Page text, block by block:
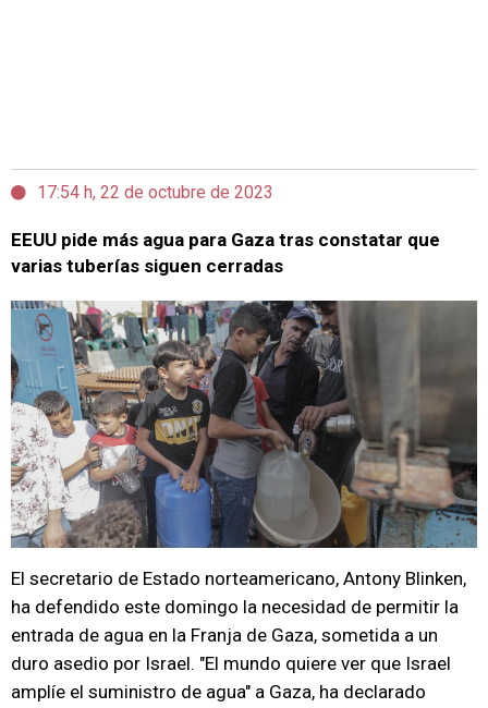
17:54 h, 22 de octubre de 2023
EEUU pide más agua para Gaza tras constatar que
varias tuberías siguen cerradas
El secretario de Estado norteamericano, Antony Blinken,
ha defendido este domingo la necesidad de permitir la
entrada de agua en la Franja de Gaza, sometida a un
duro asedio por Israel. "El mundo quiere ver que Israel
amplíe el suministro de agua" a Gaza, ha declarado